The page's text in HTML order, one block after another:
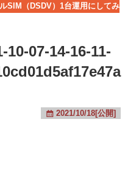
SIM（DSDV）1台運用にしてみ
07-14-16-11-
2021/10/18[公開]